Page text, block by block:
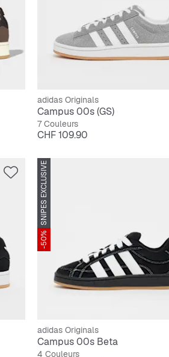
adidas Originals
Campus 00s (GS)
7 Couleurs
Prix
CHF 109.90
SNIPES EXCLUSIVE
-50%
adidas Originals
Campus 00s Beta
4 Couleurs